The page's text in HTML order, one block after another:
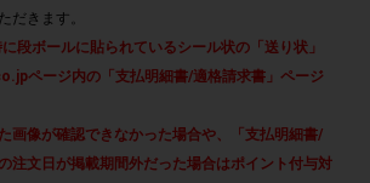
だきます。
段ボールに貼られているシール状の「送り状」
ページ内の「支払明細書/適格請求書」ページ
画像が確認できなかった場合や、「支払明細書/
注文日が掲載期間外だった場合はポイント付与対